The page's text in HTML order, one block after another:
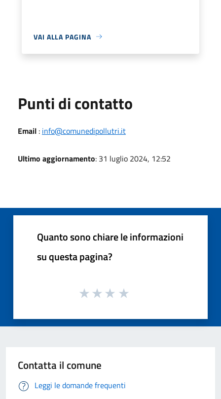
VAI ALLA PAGINA
Punti di contatto
Email : info@comunedipollutri.it
Ultimo aggiornamento: 31 luglio 2024, 12:52
Quanto sono chiare le informazioni
su questa pagina?
Contatta il comune
Leggi le domande frequenti